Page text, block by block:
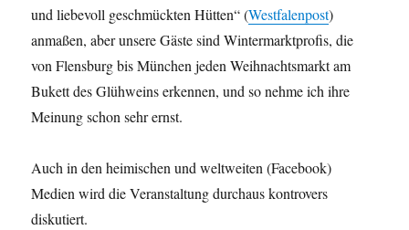
und liebevoll geschmückten Hütten“ (Westfalenpost)
anmaßen, aber unsere Gäste sind Wintermarktprofis, die
von Flensburg bis München jeden Weihnachtsmarkt am
Bukett des Glühweins erkennen, und so nehme ich ihre
Meinung schon sehr ernst.
Auch in den heimischen und weltweiten (Facebook)
Medien wird die Veranstaltung durchaus kontrovers
diskutiert.